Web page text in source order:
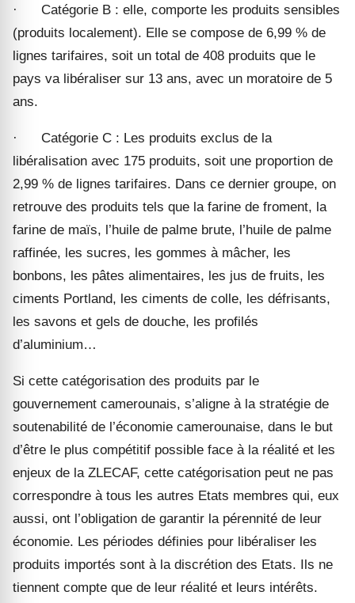
·
Catégorie B : elle, comporte les produits sensibles
(produits localement). Elle se compose de 6,99 % de
lignes tarifaires, soit un total de 408 produits que le
pays va libéraliser sur 13 ans, avec un moratoire de 5
ans.
·
Catégorie C : Les produits exclus de la
libéralisation avec 175 produits, soit une proportion de
2,99 % de lignes tarifaires. Dans ce dernier groupe, on
retrouve des produits tels que la farine de froment, la
farine de maïs, l’huile de palme brute, l’huile de palme
raffinée, les sucres, les gommes à mâcher, les
bonbons, les pâtes alimentaires, les jus de fruits, les
ciments Portland, les ciments de colle, les défrisants,
les savons et gels de douche, les profilés
d’aluminium…
Si cette catégorisation des produits par le
gouvernement camerounais, s’aligne à la stratégie de
soutenabilité de l’économie camerounaise, dans le but
d’être le plus compétitif possible face à la réalité et les
enjeux de la ZLECAF, cette catégorisation peut ne pas
correspondre à tous les autres Etats membres qui, eux
aussi, ont l’obligation de garantir la pérennité de leur
économie. Les périodes définies pour libéraliser les
produits importés sont à la discrétion des Etats. Ils ne
tiennent compte que de leur réalité et leurs intérêts.